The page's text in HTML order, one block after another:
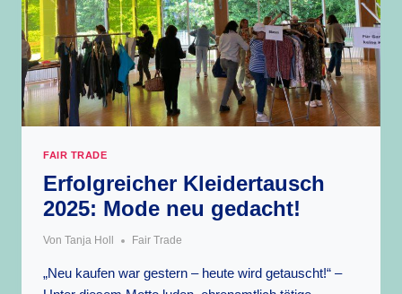
FAIR TRADE
Erfolgreicher Kleidertausch
2025: Mode neu gedacht!
Von Tanja Holl Fair Trade
„Neu kaufen war gestern – heute wird getauscht!“ –